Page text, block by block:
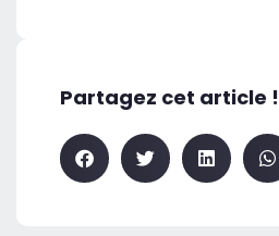
Partagez cet article !